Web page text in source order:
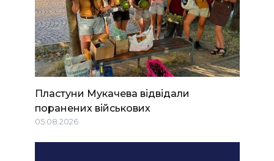
Пластуни Мукачева відвідали
поранених військових
05.08.2026